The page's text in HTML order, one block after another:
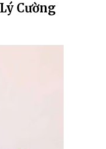
Cường